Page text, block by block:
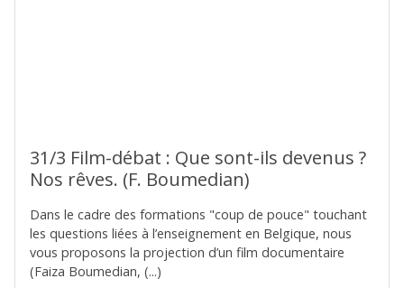
31/3 Film-débat : Que sont-ils devenus ?
Nos rêves. (F. Boumedian)
Dans le cadre des formations "coup de pouce" touchant
les questions liées à l’enseignement en Belgique, nous
vous proposons la projection d’un film documentaire
(Faiza Boumedian, (...)